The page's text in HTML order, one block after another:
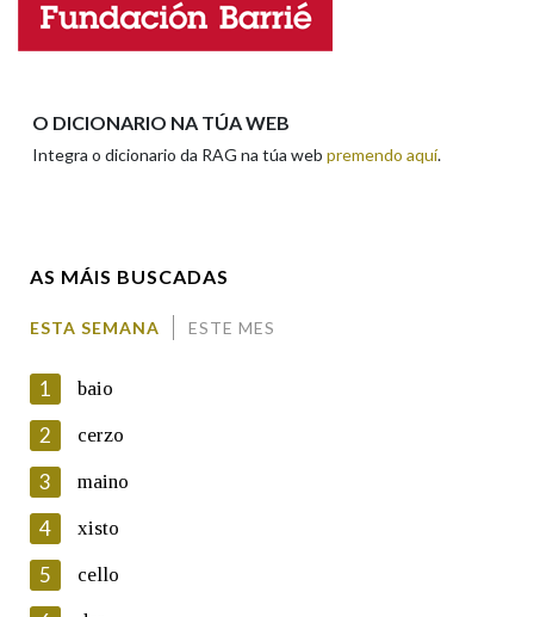
Nome
En cumprimento da normativa vixente en materia de
Protección de Datos de Carácter Persoal, a Real Academia
Galega informa a aqueles usuarios que faciliten o seu correo
electrónico, así como calquera outra información de carácter
persoal, que estes datos serán obxecto de tratamento
automatizado de carácter confidencial e incorporados aos seus
O DICIONARIO NA TÚA WEB
Integra o dicionario da RAG na túa web premendo aquí.
AS MÁIS BUSCADAS
ESTA SEMANA ESTE MES
1 baio
2 cerzo
3 maino
4 xisto
5 cello